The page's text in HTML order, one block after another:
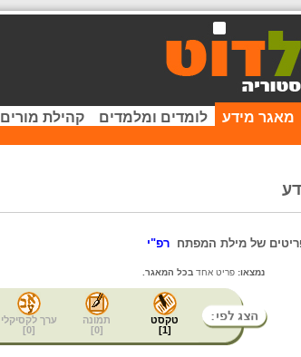
מאגר מידע לומדים ומלמדים קהילת מורים
של מילת המפתח רפ"י
נמצאו: פריט אחד בכל המאגר.
טקסט
[
1
]
תמונה
[
0
]
ערך לקסיקלי
[
0
]